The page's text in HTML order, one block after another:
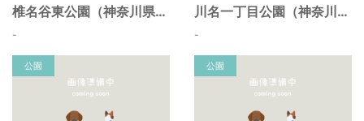
椎名谷東公園（神奈川県藤沢市）
-
川名一丁目公園（神奈川県藤沢市）
-
公園 公園